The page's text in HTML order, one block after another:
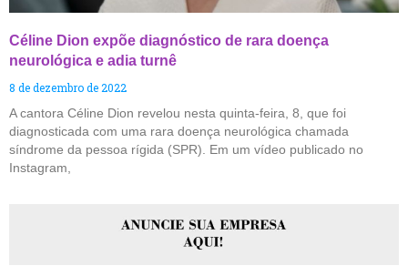
Céline Dion expõe diagnóstico de rara doença
neurológica e adia turnê
8 de dezembro de 2022
A cantora Céline Dion revelou nesta quinta-feira, 8, que foi
diagnosticada com uma rara doença neurológica chamada
síndrome da pessoa rígida (SPR). Em um vídeo publicado no
Instagram,